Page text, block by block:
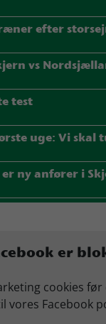
efter
vs
test
er ny anfører i
udlejes til HØJ
takker af efter
er
cookies før
vores Facebook